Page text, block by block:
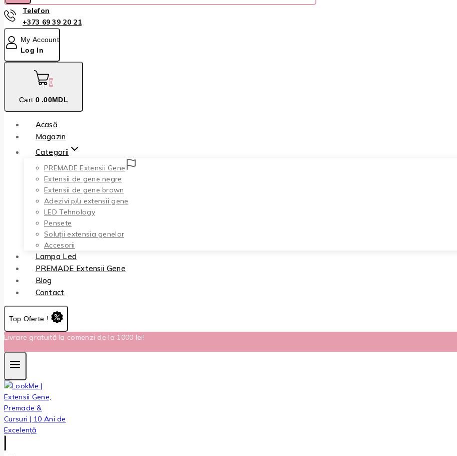
Telefon
+373 69 39 20 21
My Account
Log In
0
Cart 0 .00MDL
Acasă
Magazin
Categorii
PREMADE Extensii Gene
Extensii de gene negre
Extensii de gene brown
Adezivi p/u extensii gene
LED Tehnology
Pensete
Soluții extensia genelor
Accesorii
Lampa Led
PREMADE Extensii Gene
Blog
Contact
Top Oferte !
Livrare gratuită la comenzi de la 1000 lei!